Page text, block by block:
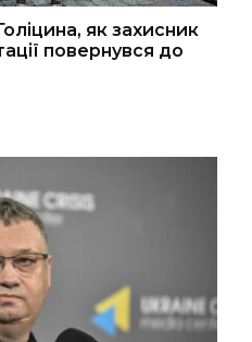
як захисник
повернувся до